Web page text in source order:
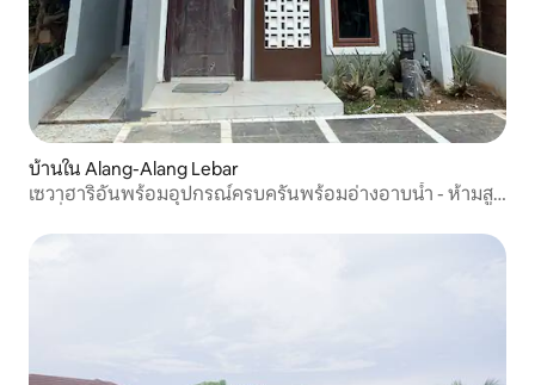
บ้านใน Alang-Alang Lebar
เซวาฮาริอันพร้อมอุปกรณ์ครบครันพร้อมอ่างอาบน้ำ - ห้ามสูบ